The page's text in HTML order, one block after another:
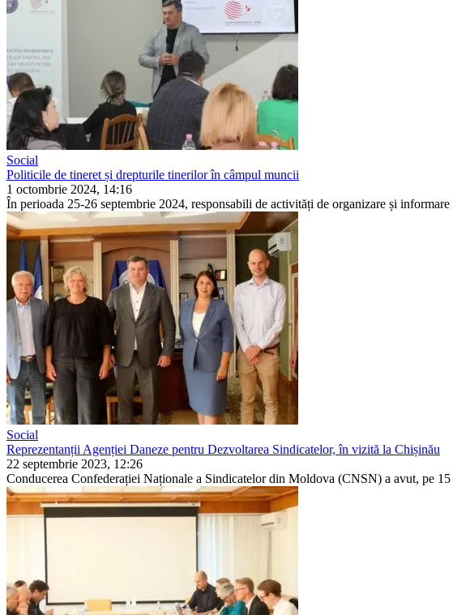
Social
Politicile de tineret și drepturile tinerilor în câmpul muncii
1 octombrie 2024, 14:16
În perioada 25-26 septembrie 2024, responsabili de activități de organizare și
Social
Reprezentanții Agenției Daneze pentru Dezvoltarea Sindicatelor, în vizită la Chișinău
22 septembrie 2023, 12:26
Conducerea Confederației Naționale a Sindicatelor din Moldova (CNSN) a avut, pe